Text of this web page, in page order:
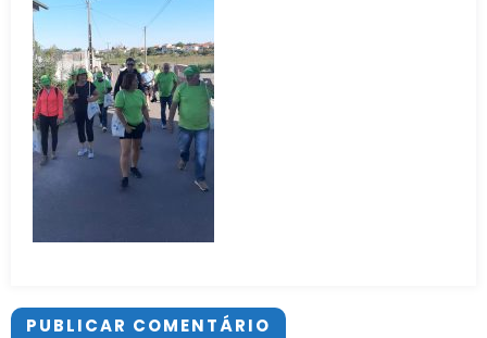
PUBLICAR COMENTÁRIO